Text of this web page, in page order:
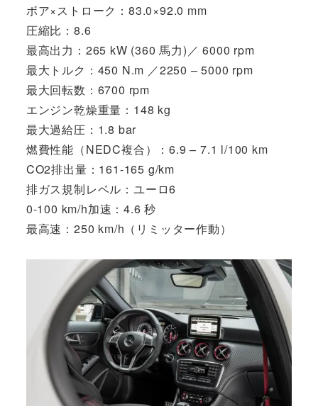
ボア×ストローク：83.0×92.0 mm
圧縮比：8.6
最高出力：265 kW (360 馬力)／ 6000 rpm
最大トルク：450 N.m ／2250 – 5000 rpm
最大回転数：6700 rpm
エンジン乾燥重量：148 kg
最大過給圧：1.8 bar
燃費性能（NEDC複合）：6.9 – 7.1 l/100 km
CO2排出量：161-165 g/km
排ガス規制レベル：ユーロ6
0-100 km/h加速：4.6 秒
最高速：250 km/h（リミッター作動）